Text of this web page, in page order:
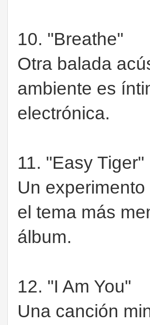
10. "Breathe"
Otra balada
ambiente es
electrónica.
11. "Easy Tiger"
Un
el tema más
álbum.
12. "I Am You"
Una canción